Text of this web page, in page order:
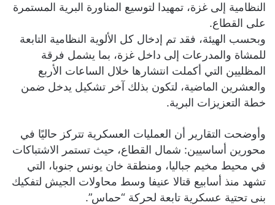
النظامية إلى غزة، تمهيدا لتوسيع المناورة البرية المستمرة
على القطاع.
وبحسب الهيئة، فقد تم إدخال كل الألوية النظامية التابعة
للمشاة والمدرعات إلى داخل غزة، بما يشمل فرقة
المظليين التي أكملت انتشارها خلال الساعات الأربع
والعشرين الماضية، لتكون بذلك آخر تشكيل يدخل ضمن
خطة التعزيزات البرية.
وأوضحت التقارير أن العمليات العسكرية تتركز حاليًا في
محورين أساسيين: شمال القطاع، حيث تستمر الاشتباكات
في محيط مخيم جباليا، ومنطقة خان يونس جنوبا، التي
تشهد منذ أسابيع قتالا عنيفا وسط محاولات الجيش لتفكيك
بنى تحتية عسكرية تابعة لحركة “حماس”.